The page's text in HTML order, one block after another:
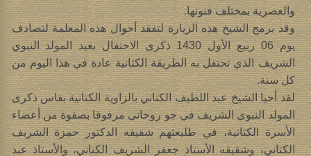
والعصرية بمختلف فنونها.
وقد برمج الشيخ هذه الزيارة لتفقد أحوال هذه المعلمة لتصادف
يوم 06 ربيع الأول 1430 ذكرى الاحتفال بعيد المولد النبوي
الشريف الذي تحتفل به الطريقة الكتانية عادة في هذا اليوم من
كل سنة.
لقد أحيا الشيخ عبد اللطيف الكتاني بالزاوية الكتانية بفاس ذكرى
المولد النبوي الشريف في جو روحاني مرفوقا بصفوة من أعضاء
الأسرة الكتانية، في طليعتهم شقيقه الدكتور حمزة الشريف
الكتاني، وشقيقه الأستاذ جعفر الشريف الكتاني، والأستاذ عبد